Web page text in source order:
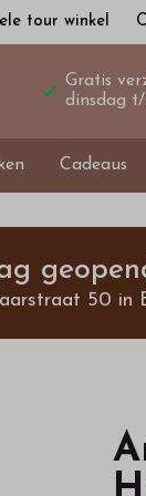
tour winkel
Gratis
dinsdag
Cadeaus
50 in